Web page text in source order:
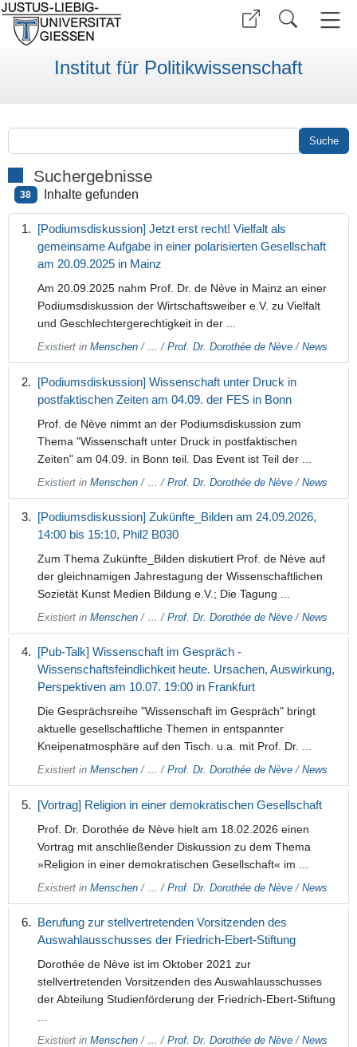
Institut für Politikwissenschaft
Suchergebnisse
38 Inhalte gefunden
[Podiumsdiskussion] Jetzt erst recht! Vielfalt als
gemeinsame Aufgabe in einer polarisierten Gesellschaft
am 20.09.2025 in Mainz
Am 20.09.2025 nahm Prof. Dr. de Nève in Mainz an einer
Podiumsdiskussion der Wirtschaftsweiber e.V. zu Vielfalt
und Geschlechtergerechtigkeit in der ...
Existiert in Menschen / …/ Prof. Dr. Dorothée de Nève / News
[Podiumsdiskussion] Wissenschaft unter Druck in
postfaktischen Zeiten am 04.09. der FES in Bonn
Prof. de Nève nimmt an der Podiumsdiskussion zum
Thema "Wissenschaft unter Druck in postfaktischen
Zeiten" am 04.09. in Bonn teil. Das Event ist Teil der ...
Existiert in Menschen / … / Prof. Dr. Dorothée de Nève / News
[Podiumsdiskussion] Zukünfte_Bilden am 24.09.2026,
14:00 bis 15:10, Phil2 B030
Zum Thema Zukünfte_Bilden diskutiert Prof. de Nève auf
der gleichnamigen Jahrestagung der Wissenschaftlichen
Sozietät Kunst Medien Bildung e.V.; Die Tagung ...
Existiert in Menschen / …/ Prof. Dr. Dorothée de Nève / News
[Pub-Talk] Wissenschaft im Gespräch -
Wissenschaftsfeindlichkeit heute. Ursachen, Auswirkung,
Perspektiven am 10.07. 19:00 in Frankfurt
Die Gesprächsreihe "Wissenschaft im Gespräch" bringt
aktuelle gesellschaftliche Themen in entspannter
Kneipenatmosphäre auf den Tisch. u.a. mit Prof. Dr. ...
Existiert in Menschen / …/ Prof. Dr. Dorothée de Nève / News
[Vortrag] Religion in einer demokratischen Gesellschaft
Prof. Dr. Dorothée de Nève hielt am 18.02.2026 einen
Vortrag mit anschließender Diskussion zu dem Thema
»Religion in einer demokratischen Gesellschaft« im ...
Existiert in Menschen / … / Prof. Dr. Dorothée de Nève / News
Berufung zur stellvertretenden Vorsitzenden des
Auswahlausschusses der Friedrich-Ebert-Stiftung
Dorothée de Nève ist im Oktober 2021 zur
stellvertretenden Vorsitzenden des Auswahlausschusses
der Abteilung Studienförderung der Friedrich-Ebert-Stiftung
Existiert in Menschen / … / Prof. Dr. Dorothée de Nève / News